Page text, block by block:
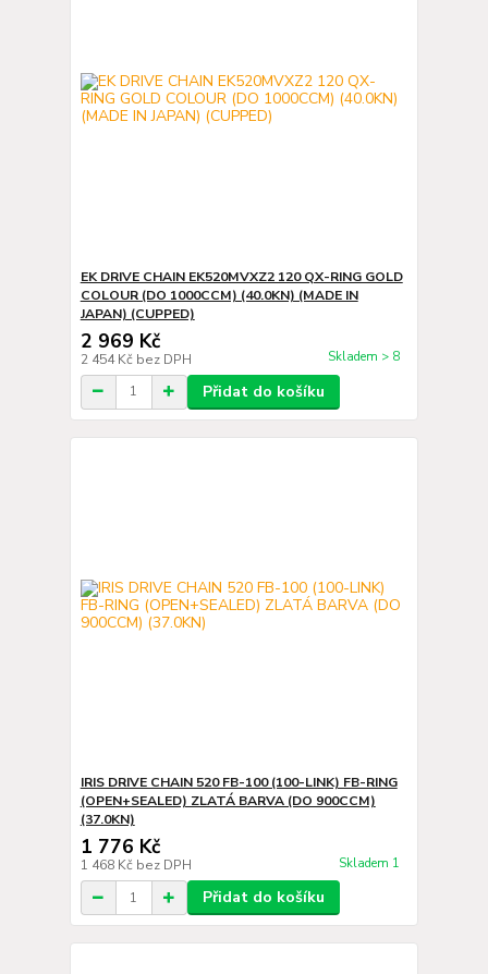
EK DRIVE CHAIN EK520MVXZ2 120 QX-RING GOLD
COLOUR (DO 1000CCM) (40.0KN) (MADE IN
JAPAN) (CUPPED)
2 969 Kč
2 454 Kč bez DPH Skladem > 8
Přidat do košíku
IRIS DRIVE CHAIN 520 FB-100 (100-LINK) FB-RING
(OPEN+SEALED) ZLATÁ BARVA (DO 900CCM)
(37.0KN)
1 776 Kč
1 468 Kč bez DPH Skladem 1
Přidat do košíku